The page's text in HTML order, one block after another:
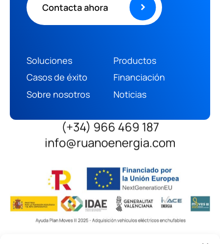
Soluciones
Productos
Casos de éxito
Financiación
Sobre nosotros
Noticias
Contacta ahora
(+34) 966 469 187
info@ruanoenergia.com